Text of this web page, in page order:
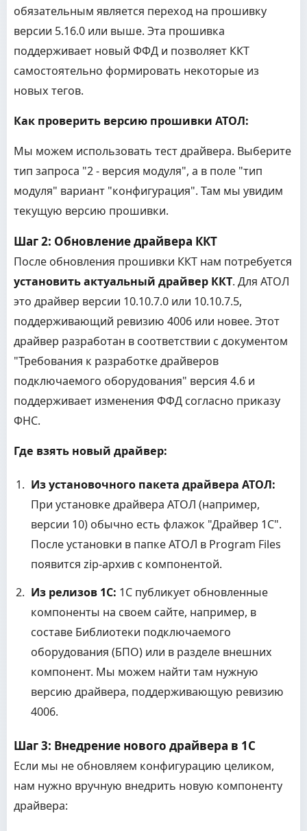
обязательным является переход на прошивку
версии 5.16.0 или выше. Эта прошивка
поддерживает новый ФФД и позволяет ККТ
самостоятельно формировать некоторые из
новых тегов.
Как проверить версию прошивки АТОЛ:
Мы можем использовать тест драйвера. Выберите
тип запроса "2 - версия модуля", а в поле "тип
модуля" вариант "конфигурация". Там мы увидим
текущую версию прошивки.
Шаг 2: Обновление драйвера ККТ
После обновления прошивки ККТ нам потребуется
установить актуальный драйвер ККТ. Для АТОЛ
это драйвер версии 10.10.7.0 или 10.10.7.5,
поддерживающий ревизию 4006 или новее. Этот
драйвер разработан в соответствии с документом
"Требования к разработке драйверов
подключаемого оборудования" версия 4.6 и
поддерживает изменения ФФД согласно приказу
ФНС.
Где взять новый драйвер:
Из установочного пакета драйвера АТОЛ:
При установке драйвера АТОЛ (например,
версии 10) обычно есть флажок "Драйвер 1С".
После установки в папке АТОЛ в Program Files
появится zip-архив с компонентой.
Из релизов 1С: 1С публикует обновленные
компоненты на своем сайте, например, в
составе Библиотеки подключаемого
оборудования (БПО) или в разделе внешних
компонент. Мы можем найти там нужную
версию драйвера, поддерживающую ревизию
4006.
Шаг 3: Внедрение нового драйвера в 1С
Если мы не обновляем конфигурацию целиком,
нам нужно вручную внедрить новую компоненту
драйвера: